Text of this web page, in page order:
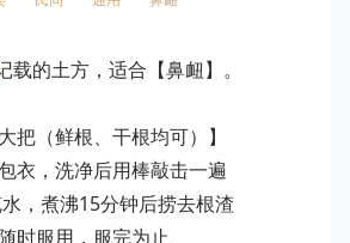
载的土方，适合【鼻衄】。
把（鲜根、干根均可）】
衣，洗净后用棒敲击一遍
，煮沸15分钟后捞去根渣
时服用，服完为止